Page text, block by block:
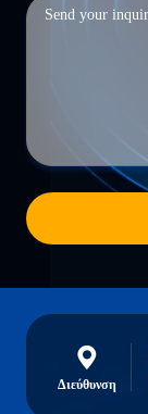
Διεύθυνση